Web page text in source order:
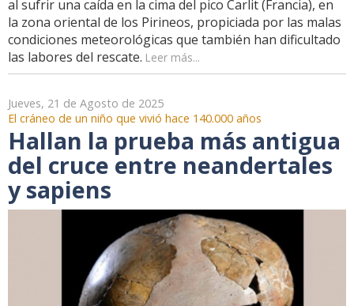
al sufrir una caída en la cima del pico Carlit (Francia), en
la zona oriental de los Pirineos, propiciada por las malas
condiciones meteorológicas que también han dificultado
las labores del rescate. Leer más...
Jueves, 21 de Agosto de 2025
El cráneo de un niño que vivió hace 140.000 años
Hallan la prueba más antigua
del cruce entre neandertales
y sapiens